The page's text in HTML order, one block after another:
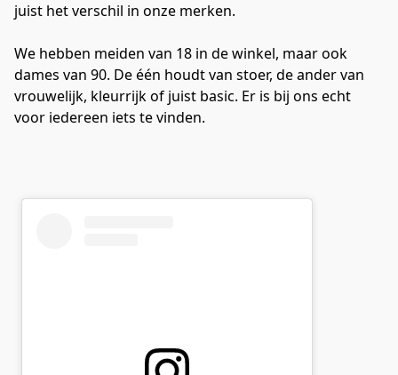
juist het verschil in onze merken.
We hebben meiden van 18 in de winkel, maar ook
dames van 90. De één houdt van stoer, de ander van
vrouwelijk, kleurrijk of juist basic. Er is bij ons echt
voor iedereen iets te vinden.